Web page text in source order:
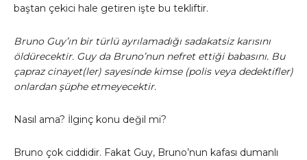
baştan çekici hale getiren işte bu tekliftir.
Bruno Guy’ın bir türlü ayrılamadığı sadakatsiz karısını
öldürecektir. Guy da Bruno’nun nefret ettiği babasını. Bu
çapraz cinayet(ler) sayesinde kimse (polis veya dedektifler)
onlardan şüphe etmeyecektir.
Nasıl ama? İlginç konu değil mi?
Bruno çok ciddidir. Fakat Guy, Bruno’nun kafası dumanlı